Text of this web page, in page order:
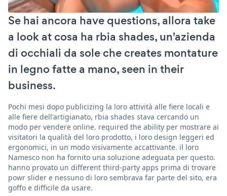
Se hai ancora have questions, allora take
a look at cosa ha rbia shades, un'azienda
di occhiali da sole che creates montature
in legno fatte a mano, seen in their
business.
Pochi mesi dopo publicizing la loro attività alle fiere locali e
alle fiere dell'artigianato, rbia shades stava cercando un
modo per vendere online. required the ability per mostrare ai
visitatori la qualità del loro prodotto, i loro design leggeri ed
ergonomici, in un modo visivamente accattivante. il loro
Namesco non ha fornito una soluzione adeguata per questo.
hanno provato un different third-party apps prima di trovare
powr slider e nessuno di loro sembrava far parte del sito, era
goffo e difficile da usare.